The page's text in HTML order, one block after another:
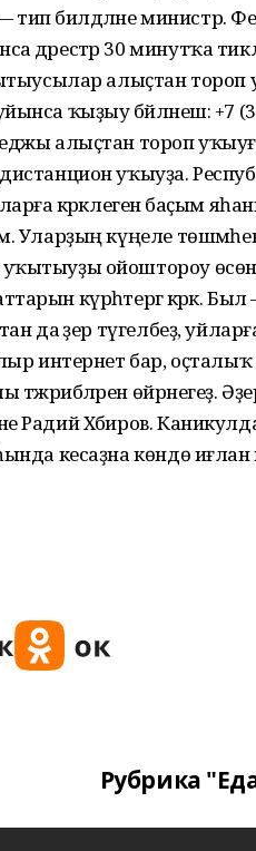
тип билдәләне министр.
дәрестәр 30 минутҡа
алыҫтан тороп
ҡыҙыу бәйләнеш: +7
алыҫтан тороп
уҡыуҙа.
кәрәклегенә баҫым
Уларҙың күңеле
ойоштороу
күрһәтергә кәрәк.
әҙер түгелбеҙ, уйларға
интернет бар,
өйрәнегеҙ.
Хәбиров.
кесаҙна көндө иғлан
Рубрика